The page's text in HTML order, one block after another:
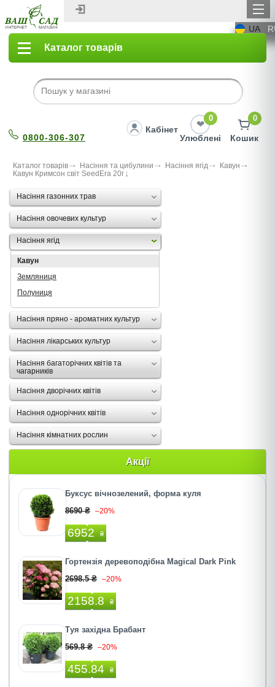
UA
Каталог товарів
0800-306-307
Кабінет
0
Улюблені
0
Кошик
Каталог товарів Насіння та цибулини Насіння ягід
Кавун
Кавун Кримсон світ SeedEra 20г
Насіння газонних трав
Насіння овочевих культур
Насіння ягід
Кавун
Земляниця
Полуниця
Насіння пряно - ароматних культур
Насіння лікарських культур
Насіння багаторічних квітів та
чагарників
Насіння дворічних квітів
Насіння однорічних квітів
Насіння кімнатних рослин
Акції
Буксус вічнозелений, форма куля
8690 ₴ –20%
6952 ₴
Гортензія деревоподібна Magical Dark Pink
2698.5 ₴ –20%
2158.8 ₴
Туя західна Брабант
569.8 ₴ –20%
455.84 ₴